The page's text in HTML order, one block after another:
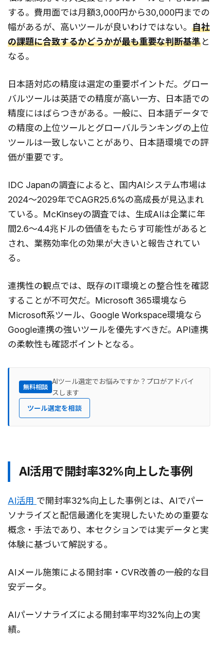
する。費用面では月額3,000円から30,000円までの
幅があるが、高いツールが良いわけではない。 自社
の課題に合致するかどうかが最も重要な判断基準と
なる。
日本語対応の精度は選定の重要ポイントだ。グロー
バルツールは英語での精度が高い一方、日本語での
精度にはばらつきがある。一般に、日本語データで
の精度の上位ツールとグローバルランキングの上位
ツールは一致しないことがあり、日本語環境での評
価が重要です。
IDC Japanの調査によると、国内AIシステム市場は
2024〜2029年でCAGR25.6%の高成長が見込まれ
ている。McKinseyの調査では、生成AIは企業に年
間2.6〜4.4兆ドルの価値をもたらす可能性があると
され、業務効率化の効果が大きいと報告されてい
る。
連携性の観点では、既存のIT環境との整合性を確認
することが不可欠だ。Microsoft 365環境なら
Microsoft系ツール、Google Workspace環境なら
Google連携の強いツールを優先すべきだ。API連携
の柔軟性も確認ポイントとなる。
無料相談
AIツール選定でお悩みですか？プロがアドバイ
スします
ツール選定を相談
AI活用で開封率32%向上した事例
AI活用 で開封率32%向上した事例とは、AIでパー
ソナライズと配信最適化を実現したいための重要な
概念・手法であり、本セクションでは実データと実
体験に基づいて解説する。
AIメール施策による開封率・CVR改善の一般的な目
安データ。
AIパーソナライズによる開封率平均32%向上の実
績。